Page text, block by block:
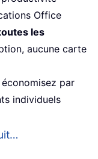
Office
les
aucune carte
par
individuels